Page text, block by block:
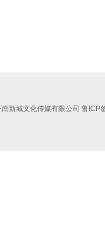
新城文化传媒有限公司 鲁ICP